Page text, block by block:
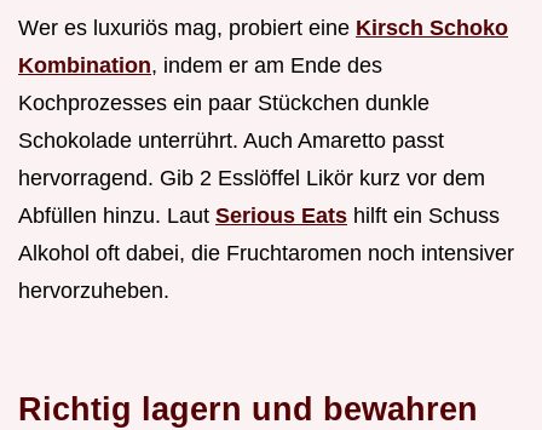
Wer es luxuriös mag, probiert eine Kirsch Schoko
Kombination, indem er am Ende des
Kochprozesses ein paar Stückchen dunkle
Schokolade unterrührt. Auch Amaretto passt
hervorragend. Gib 2 Esslöffel Likör kurz vor dem
Abfüllen hinzu. Laut Serious Eats hilft ein Schuss
Alkohol oft dabei, die Fruchtaromen noch intensiver
hervorzuheben.
Richtig lagern und bewahren